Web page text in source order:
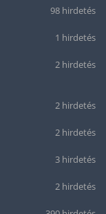
98 hirdetés
1 hirdetés
2 hirdetés
2 hirdetés
2 hirdetés
3 hirdetés
2 hirdetés